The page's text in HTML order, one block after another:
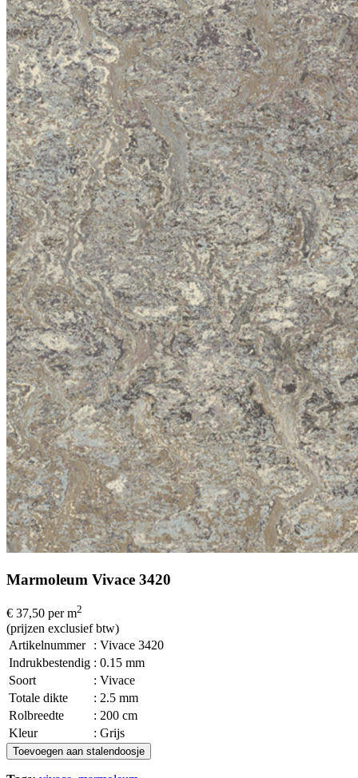
Marmoleum Vivace 3420
€ 37,50 per m2
(prijzen exclusief btw)
Artikelnummer
: Vivace 3420
Indrukbestendig : 0.15 mm
Soort
: Vivace
Totale dikte
: 2.5 mm
Rolbreedte
: 200 cm
Kleur
: Grijs
Toevoegen aan stalendoosje